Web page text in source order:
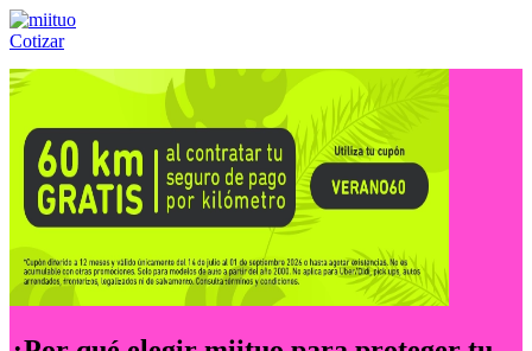
Cotizar
Llámanos al:(55) 84-21-05-00 ó